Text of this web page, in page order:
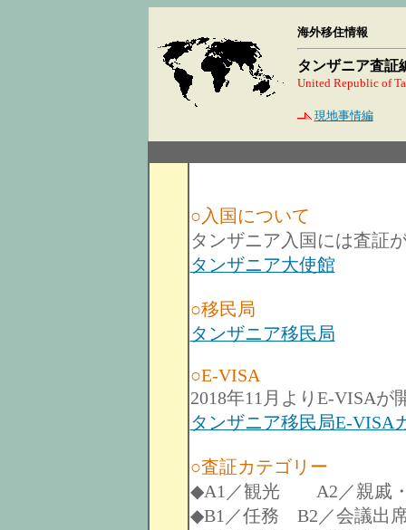
海外移住情報
タンザニア査証
United Republic of
現地事情編
○入国について
タンザニア入国には査証
タンザニア大使館
○移民局
タンザニア移民局
○E-VISA
2018年11月よりE-VISAが
タンザニア移民局E-VISA
○査証カテゴリー
◆A1／観光 A2／親戚・
◆B1／任務 B2／会議出